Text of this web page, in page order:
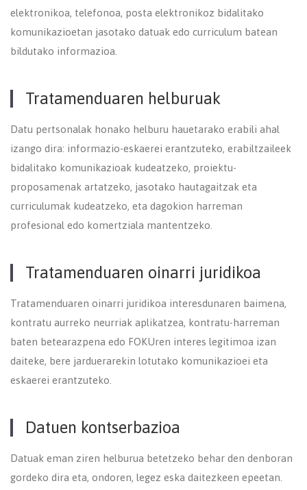
elektronikoa, telefonoa, posta elektronikoz bidalitako
komunikazioetan jasotako datuak edo curriculum batean
bildutako informazioa.
Tratamenduaren helburuak
Datu pertsonalak honako helburu hauetarako erabili ahal
izango dira: informazio-eskaerei erantzuteko, erabiltzaileek
bidalitako komunikazioak kudeatzeko, proiektu-
proposamenak artatzeko, jasotako hautagaitzak eta
curriculumak kudeatzeko, eta dagokion harreman
profesional edo komertziala mantentzeko.
Tratamenduaren oinarri juridikoa
Tratamenduaren oinarri juridikoa interesdunaren baimena,
kontratu aurreko neurriak aplikatzea, kontratu-harreman
baten betearazpena edo FOKUren interes legitimoa izan
daiteke, bere jarduerarekin lotutako komunikazioei eta
eskaerei erantzuteko.
Datuen kontserbazioa
Datuak eman ziren helburua betetzeko behar den denboran
gordeko dira eta, ondoren, legez eska daitezkeen epeetan.